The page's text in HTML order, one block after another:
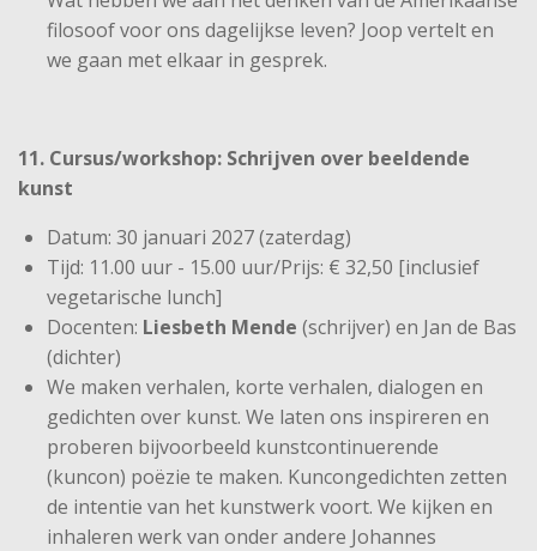
filosoof voor ons dagelijkse leven? Joop vertelt en
we gaan met elkaar in gesprek.
11. Cursus/workshop: Schrijven over beeldende
kunst
Datum: 30 januari 2027 (zaterdag)
Tijd: 11.00 uur - 15.00 uur/Prijs: € 32,50 [inclusief
vegetarische lunch]
Docenten: Liesbeth Mende (schrijver) en Jan de Bas
(dichter)
We maken verhalen, korte verhalen, dialogen en
gedichten over kunst. We laten ons inspireren en
proberen bijvoorbeeld kunstcontinuerende
(kuncon) poëzie te maken. Kuncongedichten zetten
de intentie van het kunstwerk voort. We kijken en
inhaleren werk van onder andere Johannes